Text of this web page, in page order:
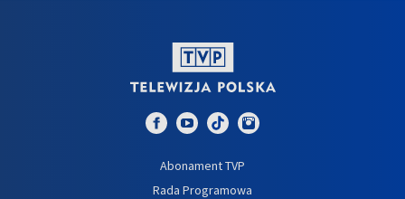
Abonament TVP
Rada Programowa